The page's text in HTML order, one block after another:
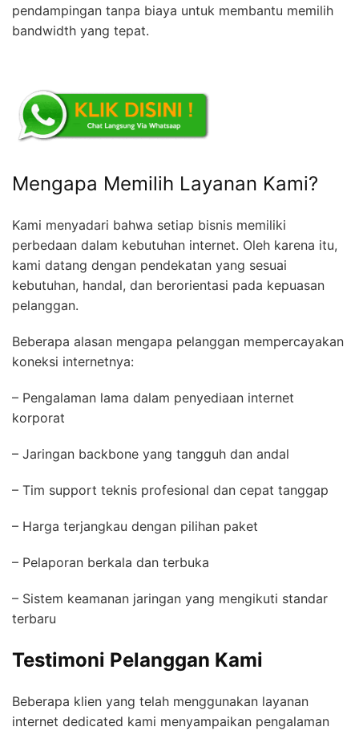
pendampingan tanpa biaya untuk membantu memilih
bandwidth yang tepat.
Mengapa Memilih Layanan Kami?
Kami menyadari bahwa setiap bisnis memiliki
perbedaan dalam kebutuhan internet. Oleh karena itu,
kami datang dengan pendekatan yang sesuai
kebutuhan, handal, dan berorientasi pada kepuasan
pelanggan.
Beberapa alasan mengapa pelanggan mempercayakan
koneksi internetnya:
– Pengalaman lama dalam penyediaan internet
korporat
– Jaringan backbone yang tangguh dan andal
– Tim support teknis profesional dan cepat tanggap
– Harga terjangkau dengan pilihan paket
– Pelaporan berkala dan terbuka
– Sistem keamanan jaringan yang mengikuti standar
terbaru
Testimoni Pelanggan Kami
Beberapa klien yang telah menggunakan layanan
internet dedicated kami menyampaikan pengalaman